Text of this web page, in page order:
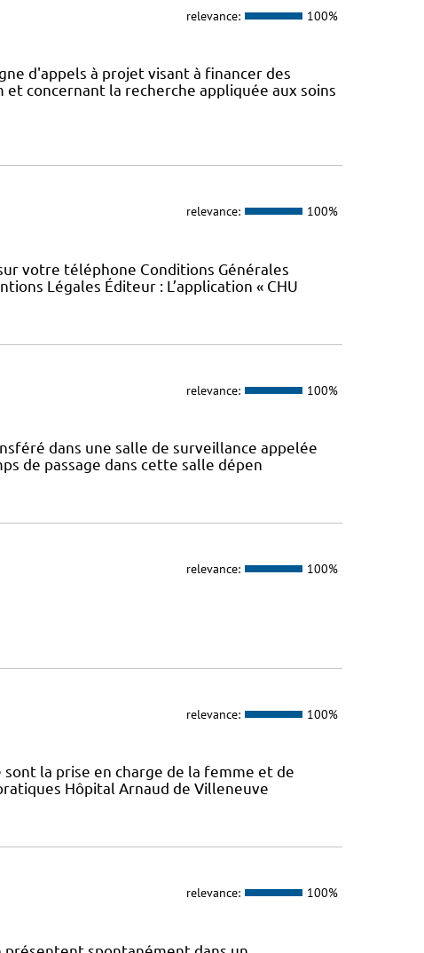
relevance: 100%
d'appels à projet visant à financer des
concernant la recherche appliquée aux soins
relevance: 100%
votre téléphone Conditions Générales
Légales Éditeur : L’application « CHU
relevance: 100%
dans une salle de surveillance appelée
de passage dans cette salle dépen
relevance: 100%
relevance: 100%
la prise en charge de la femme et de
Hôpital Arnaud de Villeneuve
relevance: 100%